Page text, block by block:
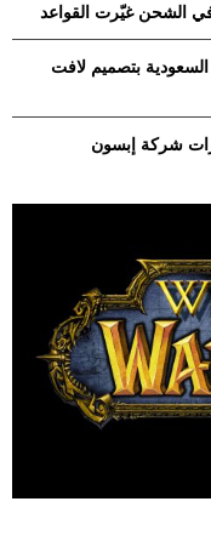
H
في الشحن غيّرت القواعد
العربية السعودية بتصميم لافت
شركة إبسون